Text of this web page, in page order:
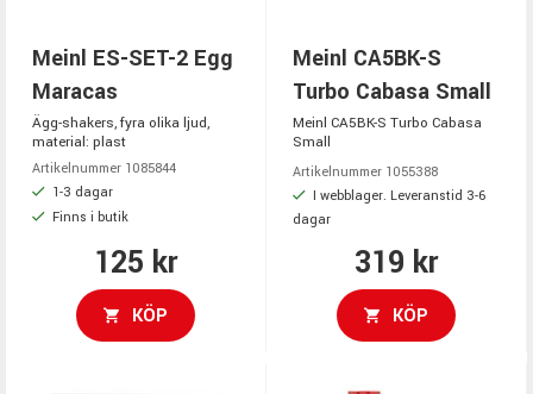
Meinl ES-SET-2 Egg
Maracas
Ägg-shakers, fyra olika ljud,
material: plast
Artikelnummer 1085844
1-3 dagar
Finns i butik
125 kr
KÖP
Meinl CA5BK-S
Turbo Cabasa Small
Meinl CA5BK-S Turbo Cabasa
Small
Artikelnummer 1055388
I webblager. Leveranstid 3-6
dagar
319 kr
KÖP